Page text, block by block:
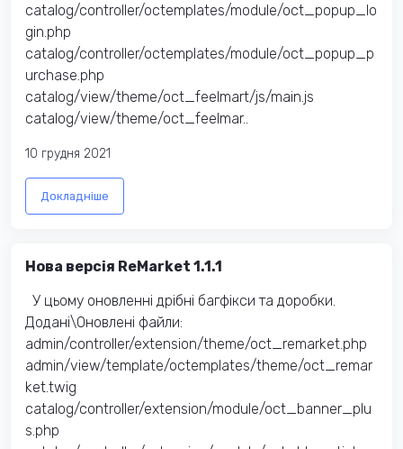
catalog/controller/octemplates/module/oct_popup_lo
gin.php
catalog/controller/octemplates/module/oct_popup_p
urchase.php
catalog/view/theme/oct_feelmart/js/main.js
catalog/view/theme/oct_feelmar..
10 грудня 2021
Докладніше
Нова версія ReMarket 1.1.1
У цьому оновленні дрібні багфікси та доробки.
Додані\Оновлені файли:
admin/controller/extension/theme/oct_remarket.php
admin/view/template/octemplates/theme/oct_remar
ket.twig
catalog/controller/extension/module/oct_banner_plu
s.php